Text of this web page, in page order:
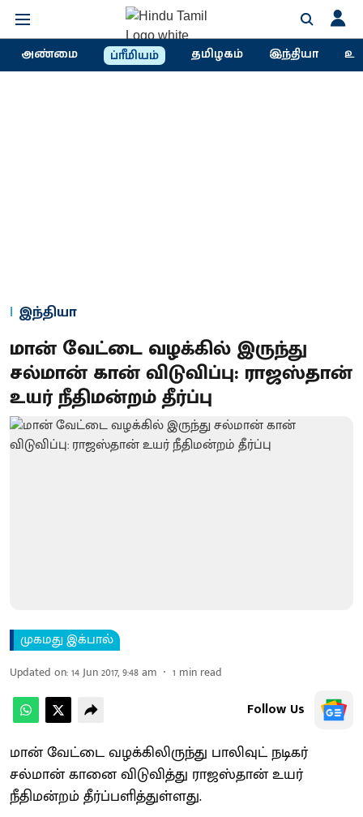
அண்மை ப்ரீமியம் தமிழகம் இந்தியா
இந்தியா
மான் வேட்டை வழக்கில் இருந்து
சல்மான் கான் விடுவிப்பு: ராஜஸ்தான்
உயர் நீதிமன்றம் தீர்ப்பு
முகமது இக்பால்
Updated on:14 Jun 2017, 9:48 am 1 min read
Follow Us
மான் வேட்டை வழக்கிலிருந்து பாலிவுட் நடிகர்
சல்மான் கானை விடுவித்து ராஜஸ்தான் உயர்
நீதிமன்றம் தீர்ப்பளித்துள்ளது.